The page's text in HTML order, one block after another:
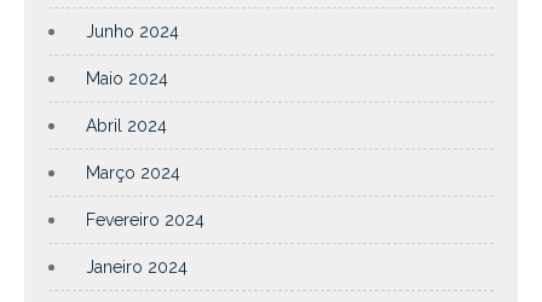
Junho 2024
Maio 2024
Abril 2024
Março 2024
Fevereiro 2024
Janeiro 2024